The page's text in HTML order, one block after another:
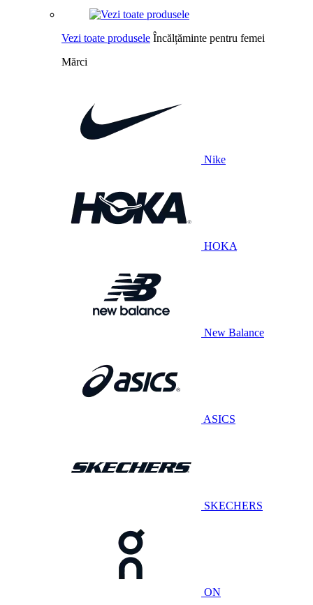
Vezi toate produsele Încălțăminte pentru femei
Mărci
Nike
HOKA
New Balance
ASICS
SKECHERS
ON